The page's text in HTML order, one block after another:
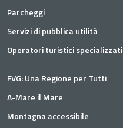
Parcheggi
Servizi di pubblica utilità
Operatori turistici specializzati
FVG: Una Regione per Tutti
A-Mare il Mare
Montagna accessibile